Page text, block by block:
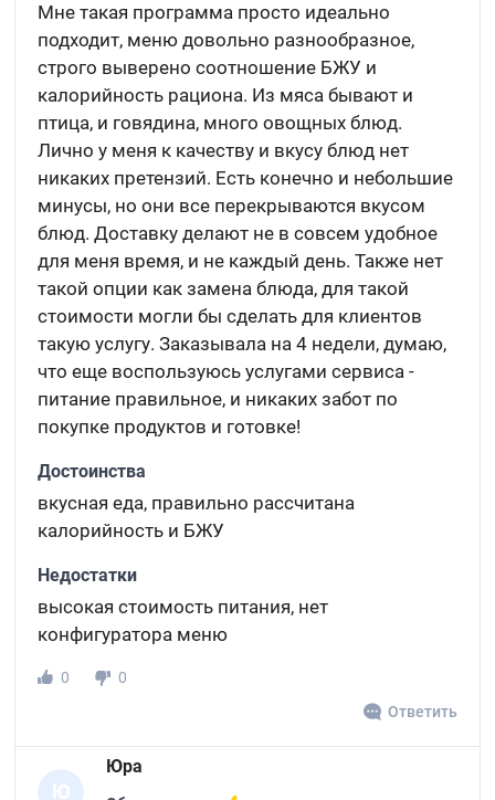
Мне такая программа просто идеально
подходит, меню довольно разнообразное,
строго выверено соотношение БЖУ и
калорийность рациона. Из мяса бывают и
птица, и говядина, много овощных блюд.
Лично у меня к качеству и вкусу блюд нет
никаких претензий. Есть конечно и небольшие
минусы, но они все перекрываются вкусом
блюд. Доставку делают не в совсем удобное
для меня время, и не каждый день. Также нет
такой опции как замена блюда, для такой
стоимости могли бы сделать для клиентов
такую услугу. Заказывала на 4 недели, думаю,
что еще воспользуюсь услугами сервиса -
питание правильное, и никаких забот по
покупке продуктов и готовке!
Достоинства
вкусная еда, правильно рассчитана
калорийность и БЖУ
Недостатки
высокая стоимость питания, нет
конфигуратора меню
0
0
Ответить
Ю
Юра